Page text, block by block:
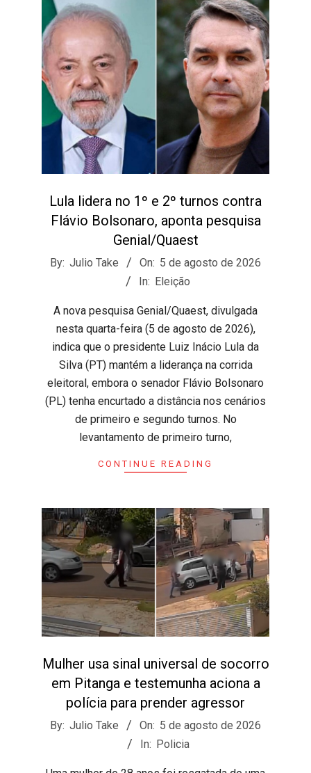
Lula lidera no 1º e 2º turnos contra
Flávio Bolsonaro, aponta pesquisa
Genial/Quaest
2026-
By: Julio Take On: 5 de agosto de 2026
In: Eleição
​A nova pesquisa Genial/Quaest, divulgada
nesta quarta-feira (5 de agosto de 2026),
indica que o presidente Luiz Inácio Lula da
Silva (PT) mantém a liderança na corrida
eleitoral, embora o senador Flávio Bolsonaro
(PL) tenha encurtado a distância nos cenários
de primeiro e segundo turnos. ​No
levantamento de primeiro turno,
CONTINUE READING
Mulher usa sinal universal de socorro
em Pitanga e testemunha aciona a
polícia para prender agressor
2026-
By: Julio Take On: 5 de agosto de 2026
In: Policia